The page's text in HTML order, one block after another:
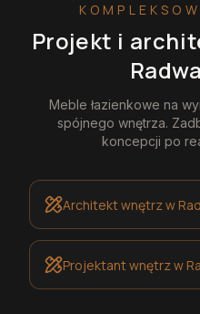
Projekt i
Meble łazienkowe na
spójnego wnętrza.
koncepcji po
Architekt wnętrzw
Projektant wnętrzw